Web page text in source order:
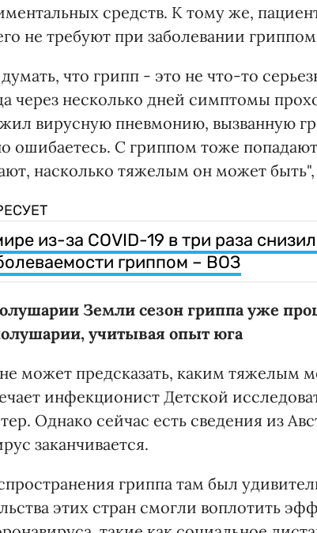
средств. К тому же,
не требуют при заболевании
что грипп - это не что-то
через несколько дней симптомы
вирусную пневмонию, вызванную
ошибаетесь. С гриппом тоже
насколько тяжелым он может быть",
из-за COVID-19 в три раза
гриппом – ВОЗ
Земли сезон гриппа уже
учитывая опыт юга
может предсказать, каким тяжелым
инфекционист Детской
Однако сейчас есть сведения из
заканчивается.
гриппа там был
этих стран смогли воплотить